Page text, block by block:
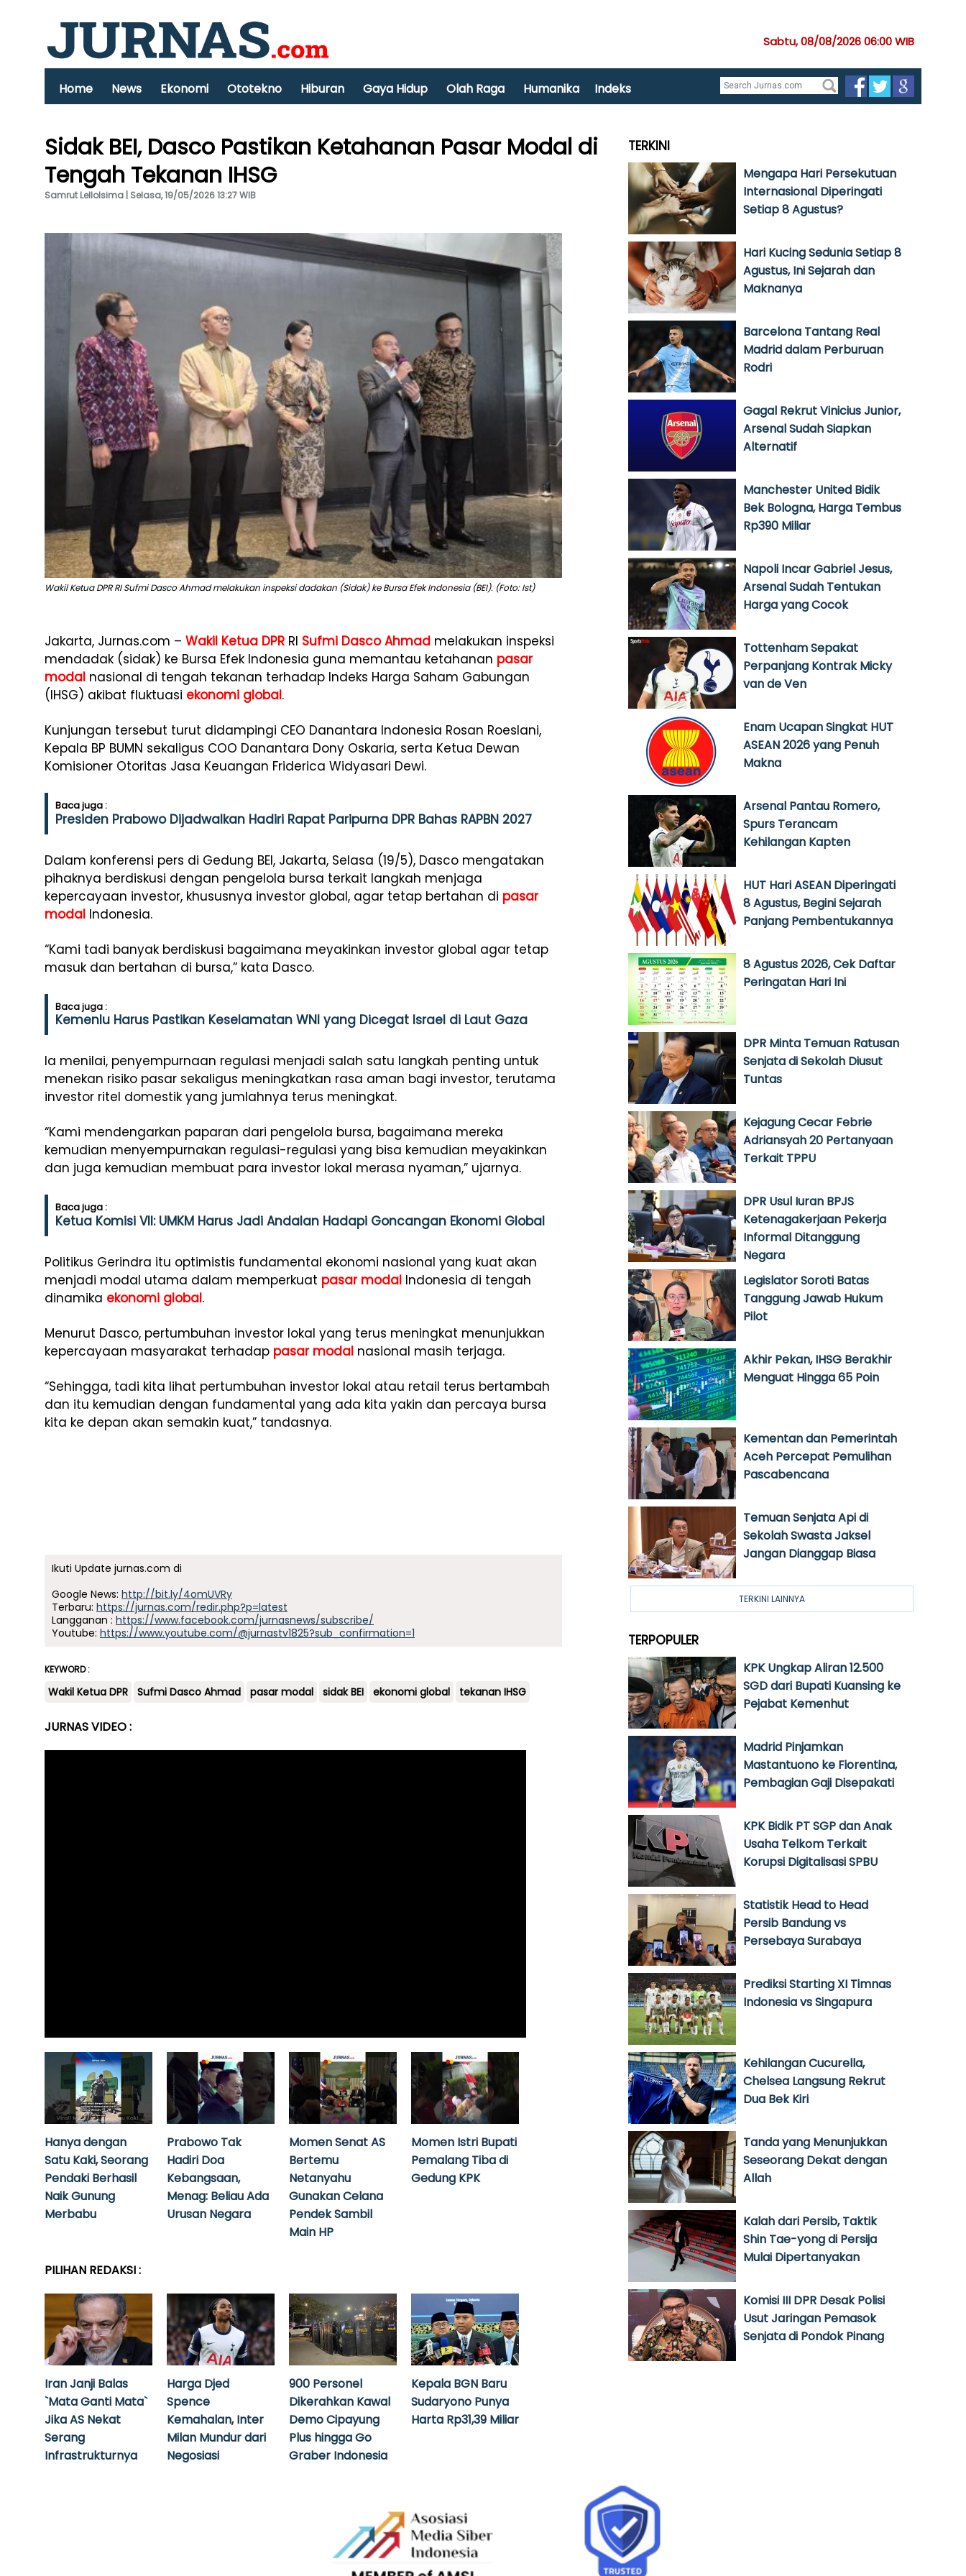
Sabtu, 08/08/2026 06:00 WIB
Home News Ekonomi Ototekno Hiburan Gaya Hidup Olah Raga Humanika Indeks
Sidak BEI, Dasco Pastikan Ketahanan Pasar Modal di
Tengah Tekanan IHSG
Samrut Lellolsima | Selasa, 19/05/2026 13:27 WIB
Wakil Ketua DPR RI Sufmi Dasco Ahmad melakukan inspeksi dadakan (Sidak) ke Bursa Efek Indonesia (BEI). (Foto: Ist)
Jakarta, Jurnas.com – Wakil Ketua DPR RI Sufmi Dasco Ahmad melakukan inspeksi
mendadak (sidak) ke Bursa Efek Indonesia guna memantau ketahanan pasar
modal nasional di tengah tekanan terhadap Indeks Harga Saham Gabungan
(IHSG) akibat fluktuasi ekonomi global.
Kunjungan tersebut turut didampingi CEO Danantara Indonesia Rosan Roeslani,
Kepala BP BUMN sekaligus COO Danantara Dony Oskaria, serta Ketua Dewan
Komisioner Otoritas Jasa Keuangan Friderica Widyasari Dewi.
Baca juga :
Presiden Prabowo Dijadwalkan Hadiri Rapat Paripurna DPR Bahas RAPBN 2027
Dalam konferensi pers di Gedung BEI, Jakarta, Selasa (19/5), Dasco mengatakan
pihaknya berdiskusi dengan pengelola bursa terkait langkah menjaga
kepercayaan investor, khususnya investor global, agar tetap bertahan di pasar
modal Indonesia.
“Kami tadi banyak berdiskusi bagaimana meyakinkan investor global agar tetap
masuk dan bertahan di bursa,” kata Dasco.
Baca juga :
Kemenlu Harus Pastikan Keselamatan WNI yang Dicegat Israel di Laut Gaza
Ia menilai, penyempurnaan regulasi menjadi salah satu langkah penting untuk
menekan risiko pasar sekaligus meningkatkan rasa aman bagi investor, terutama
investor ritel domestik yang jumlahnya terus meningkat.
“Kami mendengarkan paparan dari pengelola bursa, bagaimana mereka
kemudian menyempurnakan regulasi-regulasi yang bisa kemudian meyakinkan
dan juga kemudian membuat para investor lokal merasa nyaman,” ujarnya.
Baca juga :
Ketua Komisi VII: UMKM Harus Jadi Andalan Hadapi Goncangan Ekonomi Global
Politikus Gerindra itu optimistis fundamental ekonomi nasional yang kuat akan
menjadi modal utama dalam memperkuat pasar modal Indonesia di tengah
dinamika ekonomi global.
Menurut Dasco, pertumbuhan investor lokal yang terus meningkat menunjukkan
kepercayaan masyarakat terhadap pasar modal nasional masih terjaga.
“Sehingga, tadi kita lihat pertumbuhan investor lokal atau retail terus bertambah
dan itu kemudian dengan fundamental yang ada kita yakin dan percaya bursa
kita ke depan akan semakin kuat,” tandasnya.
Ikuti Update jurnas.com di
Google News: http://bit.ly/4omUVRy
Terbaru: https://jurnas.com/redir.php?p=latest
Langganan : https://www.facebook.com/jurnasnews/subscribe/
Youtube: https://www.youtube.com/@jurnastv1825?sub_confirmation=1
KEYWORD :
Wakil Ketua DPR Sufmi Dasco Ahmad pasar modal sidak BEI ekonomi global tekanan IHSG
JURNAS VIDEO :
Hanya dengan
Satu Kaki, Seorang
Pendaki Berhasil
Naik Gunung
Merbabu
Prabowo Tak
Hadiri Doa
Kebangsaan,
Menag: Beliau Ada
Urusan Negara
Momen Senat AS
Bertemu
Netanyahu
Gunakan Celana
Pendek Sambil
Main HP
Momen Istri Bupati
Pemalang Tiba di
Gedung KPK
PILIHAN REDAKSI :
Iran Janji Balas
`Mata Ganti Mata`
Jika AS Nekat
Serang
Infrastrukturnya
Harga Djed
Spence
Kemahalan, Inter
Milan Mundur dari
Negosiasi
900 Personel
Dikerahkan Kawal
Demo Cipayung
Plus hingga Go
Graber Indonesia
Kepala BGN Baru
Sudaryono Punya
Harta Rp31,39 Miliar
TERKINI
Mengapa Hari Persekutuan
Internasional Diperingati
Setiap 8 Agustus?
Hari Kucing Sedunia Setiap 8
Agustus, Ini Sejarah dan
Maknanya
Barcelona Tantang Real
Madrid dalam Perburuan
Rodri
Gagal Rekrut Vinicius Junior,
Arsenal Sudah Siapkan
Alternatif
Manchester United Bidik
Bek Bologna, Harga Tembus
Rp390 Miliar
Napoli Incar Gabriel Jesus,
Arsenal Sudah Tentukan
Harga yang Cocok
Tottenham Sepakat
Perpanjang Kontrak Micky
van de Ven
Enam Ucapan Singkat HUT
ASEAN 2026 yang Penuh
Makna
Arsenal Pantau Romero,
Spurs Terancam
Kehilangan Kapten
HUT Hari ASEAN Diperingati
8 Agustus, Begini Sejarah
Panjang Pembentukannya
8 Agustus 2026, Cek Daftar
Peringatan Hari Ini
DPR Minta Temuan Ratusan
Senjata di Sekolah Diusut
Tuntas
Kejagung Cecar Febrie
Adriansyah 20 Pertanyaan
Terkait TPPU
DPR Usul Iuran BPJS
Ketenagakerjaan Pekerja
Informal Ditanggung
Negara
Legislator Soroti Batas
Tanggung Jawab Hukum
Pilot
Akhir Pekan, IHSG Berakhir
Menguat Hingga 65 Poin
Kementan dan Pemerintah
Aceh Percepat Pemulihan
Pascabencana
Temuan Senjata Api di
Sekolah Swasta Jaksel
Jangan Dianggap Biasa
TERKINI LAINNYA
TERPOPULER
KPK Ungkap Aliran 12.500
SGD dari Bupati Kuansing ke
Pejabat Kemenhut
Madrid Pinjamkan
Mastantuono ke Fiorentina,
Pembagian Gaji Disepakati
KPK Bidik PT SGP dan Anak
Usaha Telkom Terkait
Korupsi Digitalisasi SPBU
Statistik Head to Head
Persib Bandung vs
Persebaya Surabaya
Prediksi Starting XI Timnas
Indonesia vs Singapura
Kehilangan Cucurella,
Chelsea Langsung Rekrut
Dua Bek Kiri
Tanda yang Menunjukkan
Seseorang Dekat dengan
Allah
Kalah dari Persib, Taktik
Shin Tae-yong di Persija
Mulai Dipertanyakan
Komisi III DPR Desak Polisi
Usut Jaringan Pemasok
Senjata di Pondok Pinang